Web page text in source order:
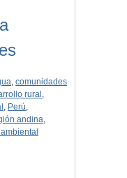
,comunidades
rural ,
, Perú,
andina,